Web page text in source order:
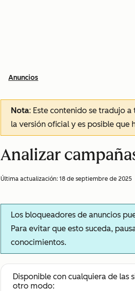
Anuncios
Nota: Este contenido se tradujo
la versión oficial y es posible que
Analizar
Última actualización: 18 de septiembre de 2025
Los bloqueadores de anuncios
Para evitar que esto suceda,
conocimientos.
Disponible con cualquiera de las
otro modo: